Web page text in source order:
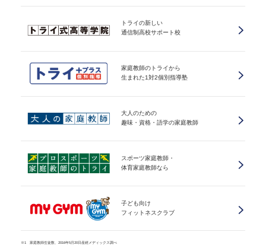
トライの新しい
通信制高校サポート校
家庭教師のトライから
生まれた1対2個別指導塾
大人のための
趣味・資格・語学の家庭教師
スポーツ家庭教師・
体育家庭教師なら
子ども向け
フィットネスクラブ
※1 家庭教師生徒数、2016年5月20日産經メディックス調べ